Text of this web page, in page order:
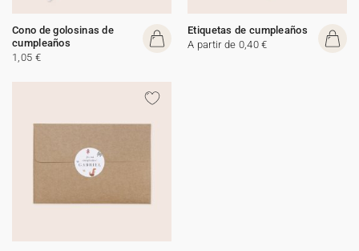
Cono de golosinas de
cumpleaños
1,05 €
Etiquetas de cumpleaños
A partir de 0,40 €